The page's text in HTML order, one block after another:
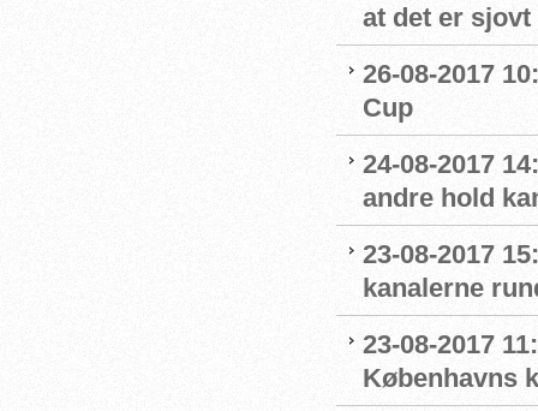
at det er
26-08-2017
Cup
24-08-2017
andre hold
23-08-2017
kanalerne
23-08-2017
Københavns